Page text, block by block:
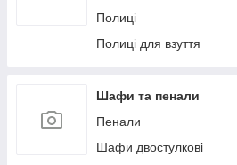
Полиці
Полиці для взуття
Шафи та пенали
Пенали
Шафи двостулкові